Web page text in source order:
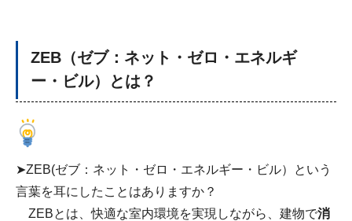
ZEB（ゼブ：ネット・ゼロ・エネルギ
ー・ビル）とは？
➤ZEB(ゼブ：ネット・ゼロ・エネルギー・ビル）という
言葉を耳にしたことはありますか？
ZEBとは、快適な室内環境を実現しながら、建物で消